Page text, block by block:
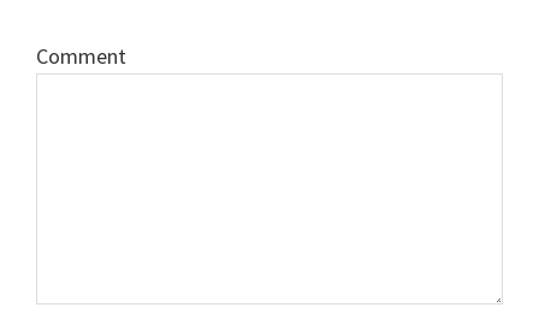
Comment